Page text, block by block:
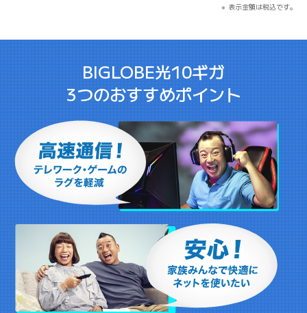
表示金額は税込です。
BIGLOBE光10ギガ
3つのおすすめポイント